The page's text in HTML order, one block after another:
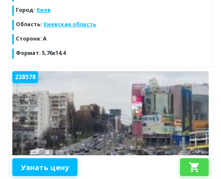
Город: Киев
Область: Киевская область
Сторона: А
Формат: 5,76х14,4
238578
Узнать цену shopping_cart